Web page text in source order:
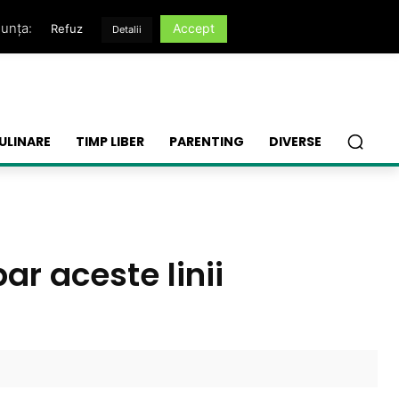
TIMP LIBER PARENTING DIVERSE
aceste linii
Refuz Detalii Accept